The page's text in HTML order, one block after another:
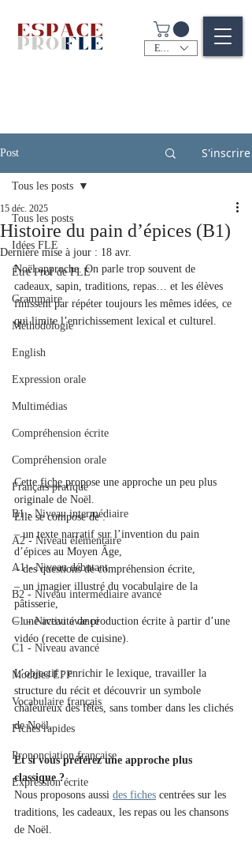
EUR (€)
Post S'inscrire
Tous les posts
Idées FLE
Être Prof de FLE
Grammaire
Méthodologie
English
Expression orale
Multimédias
Compréhension écrite
Compréhension orale
Français pratique
B1 - Niveau intermédiaire
A2 - Niveau élémentaire
A1 - Niveau débutant
B2 - Niveau intermédiaire avancé
C1 - Niveau avancé
C1 - Niveau avancé
Modules EPF
Vocabulaire français
Fiches rapides
Prononciation française
Expression écrite
Tous les posts
Histoire du pain d’épices (B1)
15 déc. 2025
Dernière mise à jour : 18 avr.
Noël approche. On parle trop souvent de
cadeaux, sapin, traditions, repas… et les élèves
finissent par répéter toujours les mêmes idées, ce
qui limite l’enrichissement lexical et culturel.
Cette fiche propose une approche un peu plus
originale de Noël.
Elle se compose de :
– un texte narratif sur l’invention du pain
d’épices au Moyen Âge,
– des questions de compréhension écrite,
– un imagier illustré du vocabulaire de la
pâtisserie,
– une activité de production écrite à partir d’une
vidéo (recette de cuisine).
L’objectif : enrichir le lexique, travailler la
structure du récit et découvrir un symbole
chaleureux des fêtes, sans tomber dans les clichés
de Noël.
Et si vous préférez une approche plus
classique ?
Nous proposons aussi des fiches centrées sur les
traditions, les cadeaux, les repas ou les chansons
de Noël.